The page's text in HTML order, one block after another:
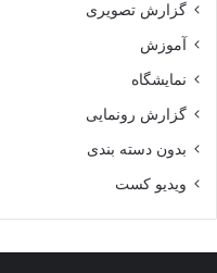
گزارش تصویری
آموزش
نمایشگاه
گزارش رونمایی
بدون دسته بندی
ویدیو کست